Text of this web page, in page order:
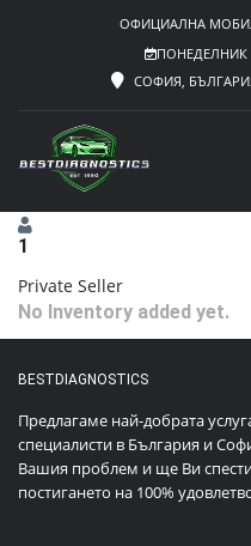
ОФИЦИАЛНА
ПОНЕДЕЛНИК
СОФИЯ,
1
Private Seller
No Inventory added yet.
BESTDIAGNOSTICS
Предлагаме най-добрата
специалисти в България и
Вашия проблем и ще Ви
постигането на 100%